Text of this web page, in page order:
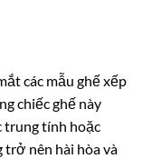
các mẫu ghế xếp
chiếc ghế này
trung tính hoặc
trở nên hài hòa và